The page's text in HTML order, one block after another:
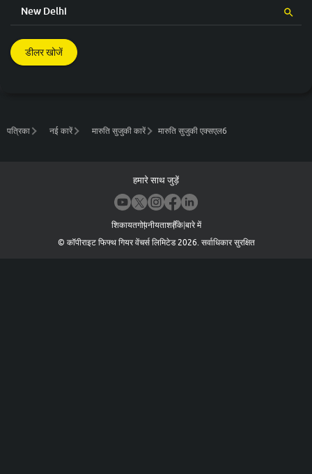
डीलर खोजें
पत्रिका नई कारें मारुति सुजुकी कारें मारुति सुजुकी एक्सएल6
हमारे साथ जुड़ें
शिकायतगोपनीयताशर्तेंके बारे में
© कॉपीराइट फिफ्थ गियर वेंचर्स लिमिटेड 2026 सर्वाधिकार सुरक्षित